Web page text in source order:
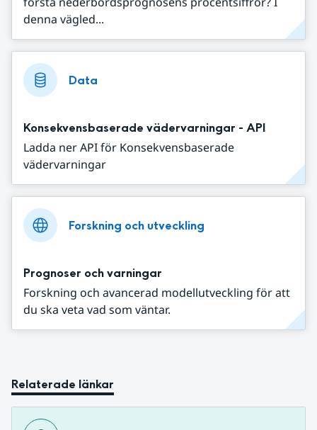
denna vägled...
Data
Konsekvensbaserade vädervarningar - API
Ladda ner API för Konsekvensbaserade
vädervarningar
Forskning och utveckling
Prognoser och varningar
Forskning och avancerad modellutveckling för att
du ska veta vad som väntar.
Relaterade länkar